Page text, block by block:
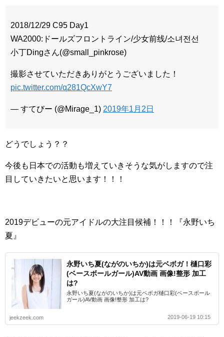
2018/12/29 C95 Day1
WA2000:ドールズフロントライン/少女前线/소녀전선
小丁Dingさん(@small_pinkrose)
撮影させていただきありがとうございました！
pic.twitter.com/q281QcXwY7
— すてびー (@Mirage_1) 2019年1月2日
どうでしょう？？
今後も日本での活動も増えていきそうな気がしますので注
目していきたいと思います！！！
2019デビューの元アイドルの大注目候補！！！『永野いち
夏』
永野いち夏(ながのいちか)は元ベボガ！樋口彩
(ベースボールガール)AV動画 画像!整形 加工
は?
永野いち夏(ながのいちか)は元ベボガ樋口彩(ベースボール
ガール)AV動画 画像!整形 加工は?
jeekzeek.com 2019-06-19 10:15